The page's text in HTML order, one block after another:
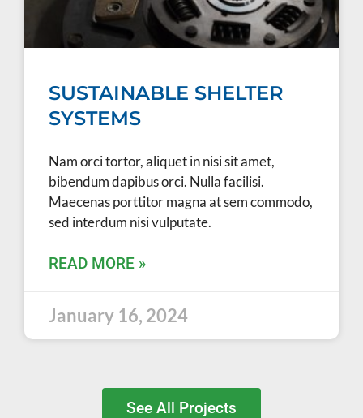
SUSTAINABLE SHELTER
SYSTEMS
Nam orci tortor, aliquet in nisi sit amet,
bibendum dapibus orci. Nulla facilisi.
Maecenas porttitor magna at sem commodo,
sed interdum nisi vulputate.
READ MORE »
January 16, 2024
See All Projects